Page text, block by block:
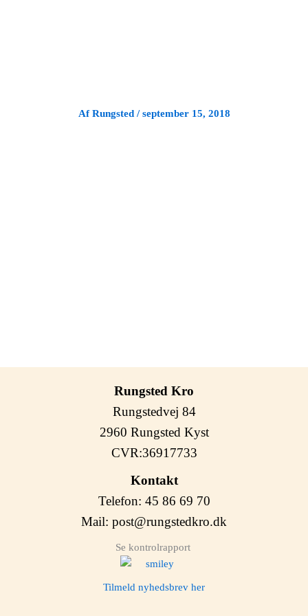
AfRungsted /september 15, 2018
Rungsted Kro
Rungstedvej 84
2960 Rungsted Kyst
CVR:36917733
Kontakt
Telefon: 45 86 69 70
Mail: post@rungstedkro.dk
Se kontrolrapport
Tilmeld nyhedsbrev her